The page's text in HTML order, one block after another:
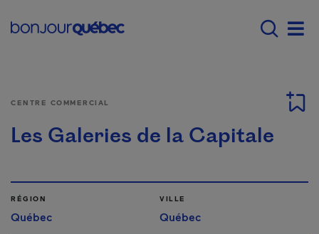
Main navigation -
CENTRE COMMERCIAL
Les Galeries de la Capitale
RÉGION
Québec
VILLE
Québec